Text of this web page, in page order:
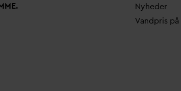
Nyheder
Vandpris på